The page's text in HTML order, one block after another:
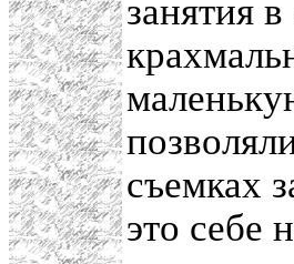
занятия
съемках
это себе